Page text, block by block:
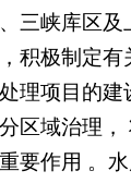
三峡库区及
积极制定有
理项目的建
区域治理，
要作用 。